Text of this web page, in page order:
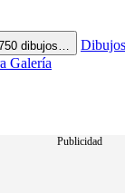
dibujos…
Galería
Publicidad